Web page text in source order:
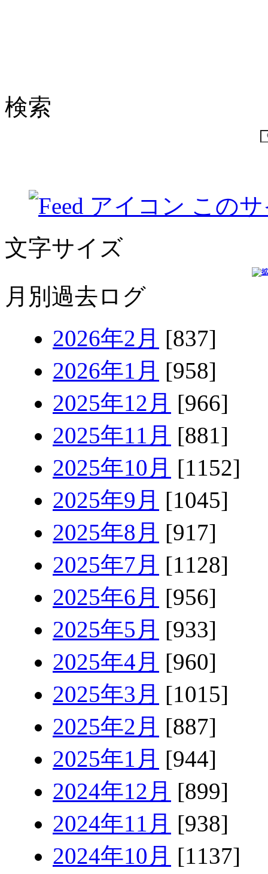
検索
この
文字サイズ
月別過去ログ
2026年2月 [837]
2026年1月 [958]
2025年12月 [966]
2025年11月 [881]
2025年10月 [1152]
2025年9月 [1045]
2025年8月 [917]
2025年7月 [1128]
2025年6月 [956]
2025年5月 [933]
2025年4月 [960]
2025年3月 [1015]
2025年2月 [887]
2025年1月 [944]
2024年12月 [899]
2024年11月 [938]
2024年10月 [1137]